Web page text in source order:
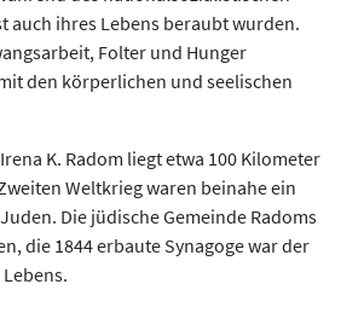
ihres Lebens beraubt wurden.
Folter und Hunger
den körperlichen und seelischen
K. Radom liegt etwa 100 Kilometer
Weltkrieg waren beinahe ein
Die jüdische Gemeinde Radoms
die 1844 erbaute Synagoge war der